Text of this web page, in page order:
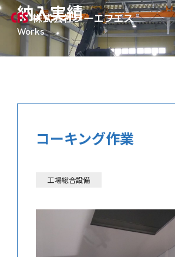
納入実績
コーキング作業
工場総合設備